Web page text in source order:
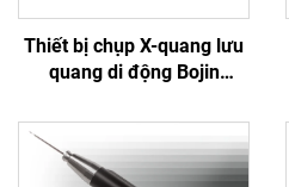
Thiết bị chụp X-quang lưu
quang di động Bojin